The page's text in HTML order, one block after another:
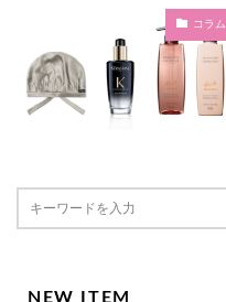
コラム
NEW ITEM